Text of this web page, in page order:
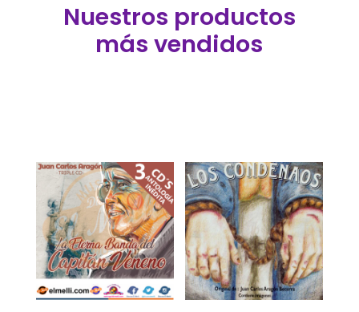
Nuestros productos
más vendidos